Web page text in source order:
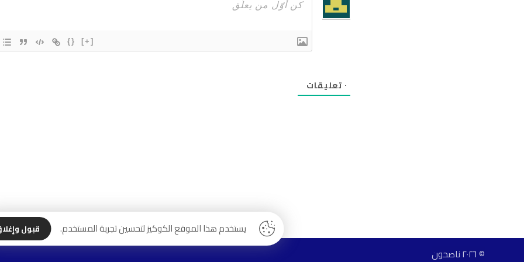
{} [+]
٠ تعليقات
© ٢٠٢٦ ناصحون
يستخدم هذا الموقع الكوكيز لتحسين تجربة المستخدم. قبول